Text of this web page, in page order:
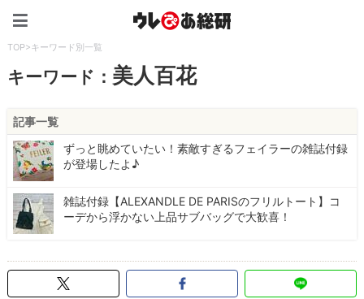
TOP>キーワード別一覧
キーワード： 美人百花
記事一覧
ずっと眺めていたい！素敵すぎるフェイラーの雑誌付録
が登場したよ♪
雑誌付録【ALEXANDLE DE PARISのフリルトート】コ
ーデから浮かない上品サブバッグで大歓喜！